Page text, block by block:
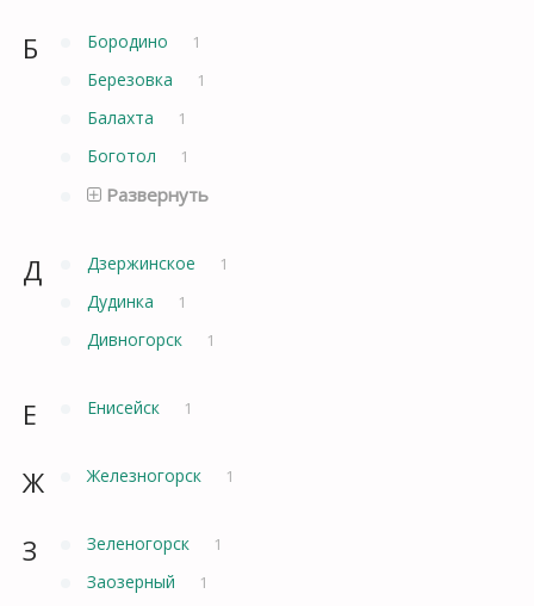
Б Бородино 1
Березовка 1
Балахта 1
Боготол 1
Развернуть
Д Дзержинское 1
Дудинка 1
Дивногорск 1
Е Енисейск 1
Ж Железногорск 1
З Зеленогорск 1
Заозерный 1